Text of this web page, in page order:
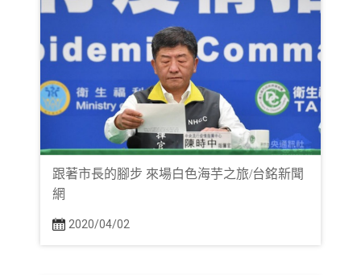
跟著市長的腳步 來場白色海芋之旅/台銘新聞
網
2020/04/02